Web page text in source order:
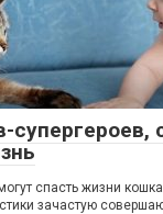
супергероев,
спасть жизни
зачастую